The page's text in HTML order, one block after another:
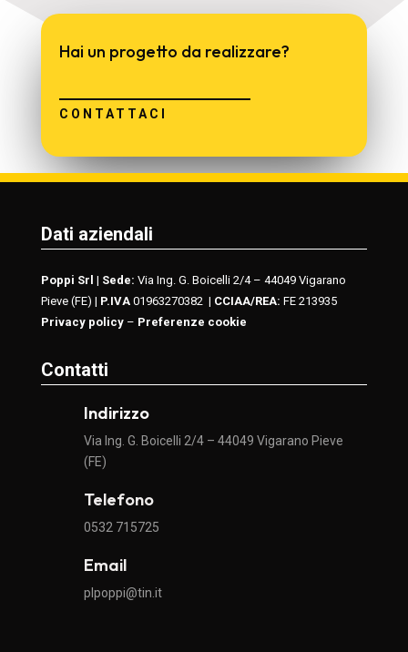
Hai un progetto da realizzare?
CONTATTACI
Dati aziendali
Poppi Srl | Sede: Via Ing. G. Boicelli 2/4 – 44049 Vigarano
Pieve (FE) | P.IVA01963270382 | CCIAA/REA: FE 213935
Privacy policy– Preferenze cookie
Contatti
Indirizzo
Via Ing. G. Boicelli 2/4 – 44049 Vigarano Pieve
(FE)
Telefono
0532 715725
Email
plpoppi@tin.it